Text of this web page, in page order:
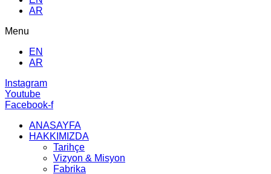
AR
Menu
EN
AR
Instagram
Youtube
Facebook-f
ANASAYFA
HAKKIMIZDA
Tarihçe
Vizyon & Misyon
Fabrika